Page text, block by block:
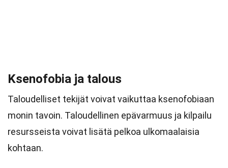
Ksenofobia ja talous
Taloudelliset tekijät voivat vaikuttaa ksenofobiaan
monin tavoin. Taloudellinen epävarmuus ja kilpailu
resursseista voivat lisätä pelkoa ulkomaalaisia
kohtaan.